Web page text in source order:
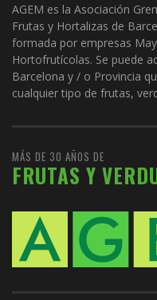
AGEM es la Asociación
Frutas y Hortalizas de
formada por empresas
Hortofrutícolas. Se puede
Barcelona y / o Provincia
cualquier tipo de frutas,
MÁS DE 30 AÑOS DE
FRUTAS Y